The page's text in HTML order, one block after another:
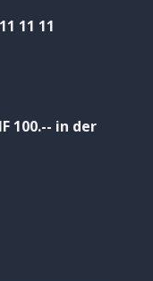
11 11
100.-- in der